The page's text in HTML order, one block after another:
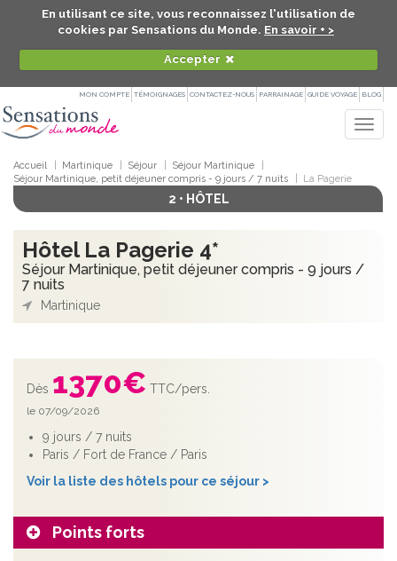
En utilisant ce site, vous reconnaissez l'utilisation de
cookies par Sensations du Monde. En savoir + >
Accepter
MON COMPTE TÉMOIGNAGES CONTACTEZ-NOUS PARRAINAGE GUIDE VOYAGE BLOG
Accueil Martinique Séjour
Séjour Martinique
Séjour Martinique, petit déjeuner compris - 9 jours / 7 nuits
La Pagerie
2 • HÔTEL
Hôtel La Pagerie 4*
Séjour Martinique, petit déjeuner compris - 9 jours /
7 nuits
Martinique
Dès 1370€ TTC/pers.
le 07/09/2026
9 jours / 7 nuits
Paris / Fort de France / Paris
Voir la liste des hôtels pour ce séjour >
Points forts